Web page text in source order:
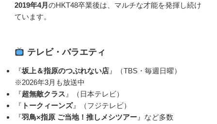
2019年4月 のHKT48卒業後は、マルチな才能を発揮し続け
ています。
テレビ・バラエティ
『坂上＆指原のつぶれない店 』（TBS・毎週日曜）
※2026年3月も放送中
『超無敵クラス 』（日本テレビ）
『 トークィーンズ』（フジテレビ）
『羽鳥×指原 ご当地！推しメシツアー 』など多数